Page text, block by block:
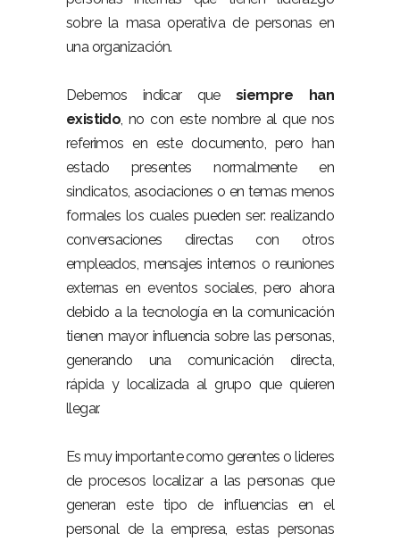
sobre la masa operativa de personas en
una organización.
Debemos indicar que siempre han
existido, no con este nombre al que nos
referimos en este documento, pero han
estado presentes normalmente en
sindicatos, asociaciones o en temas menos
formales los cuales pueden ser: realizando
conversaciones directas con otros
empleados, mensajes internos o reuniones
externas en eventos sociales, pero ahora
debido a la tecnología en la comunicación
tienen mayor influencia sobre las personas,
generando una comunicación directa,
rápida y localizada al grupo que quieren
llegar.
Es muy importante como gerentes o lideres
de procesos localizar a las personas que
generan este tipo de influencias en el
personal de la empresa, estas personas